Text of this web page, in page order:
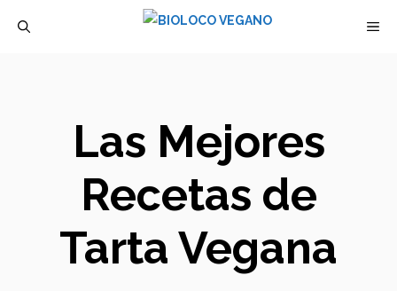
Las Mejores
Recetas de
Tarta Vegana